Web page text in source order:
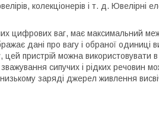
колекціонерів і т. д. Ювелірні
цифрових ваг, має максимальний
дані про вагу і обраної одиниці
цей пристрій можна використовувати
сипучих і рідких речовин
заряді джерел живлення